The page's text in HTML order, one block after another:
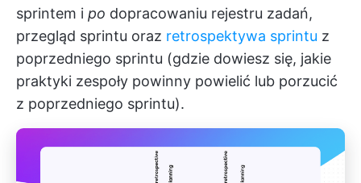
sprintem i po dopracowaniu rejestru zadań,
przegląd sprintu oraz retrospektywa sprintu z
poprzedniego sprintu (gdzie dowiesz się, jakie
praktyki zespoły powinny powielić lub porzucić
z poprzedniego sprintu).